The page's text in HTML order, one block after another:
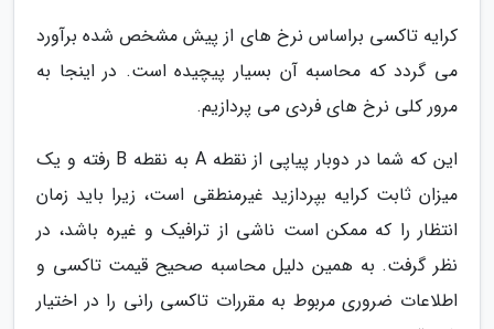
کرایه تاکسی براساس نرخ های از پیش مشخص شده برآورد
می گردد که محاسبه آن بسیار پیچیده است. در اینجا به
مرور کلی نرخ های فردی می پردازیم.
این که شما در دوبار پیاپی از نقطه A به نقطه B رفته و یک
میزان ثابت کرایه بپردازید غیرمنطقی است، زیرا باید زمان
انتظار را که ممکن است ناشی از ترافیک و غیره باشد، در
نظر گرفت. به همین دلیل محاسبه صحیح قیمت تاکسی و
اطلاعات ضروری مربوط به مقررات تاکسی رانی را در اختیار